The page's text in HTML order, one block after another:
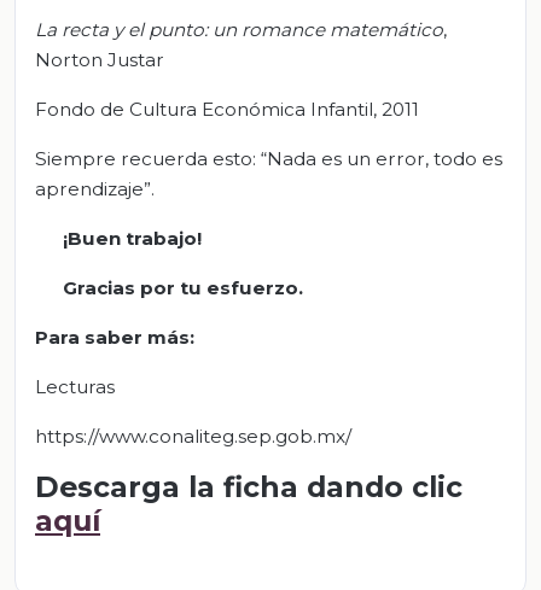
La recta y el punto: un romance matemático,
Norton Justar
Fondo de Cultura Económica Infantil, 2011
Siempre recuerda esto: “Nada es un error, todo es
aprendizaje”.
¡Buen trabajo!
Gracias por tu esfuerzo.
Para saber más:
Lecturas
https://www.conaliteg.sep.gob.mx/
Descarga la ficha dando clic
aquí